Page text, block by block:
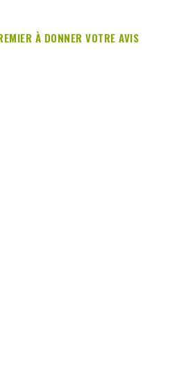
À DONNER VOTRE AVIS